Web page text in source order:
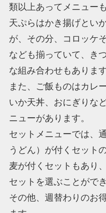
類以上あってメニュー
天ぷらはかき揚げとい
が、その分、コロッケ
なども揃っていて、き
な組み合わせもあります
また、ご飯ものはカレ
いか天丼、おにぎりな
ニューがあります。
セットメニューでは、
うどん）が付くセット
麦が付くセットもあり
セットを選ぶことができ
その他、週替わりのお